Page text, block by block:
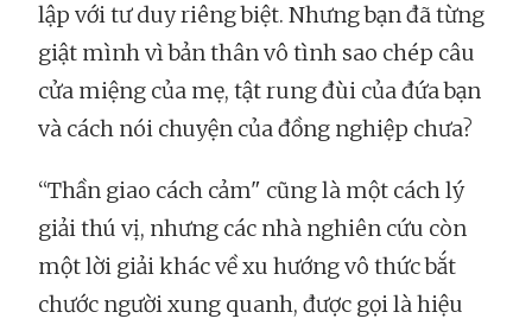
lập với tư duy riêng biệt. Nhưng bạn đã từng
giật mình vì bản thân vô tình sao chép câu
cửa miệng của mẹ, tật rung đùi của đứa bạn
và cách nói chuyện của đồng nghiệp chưa?
“Thần giao cách cảm" cũng là một cách lý
giải thú vị, nhưng các nhà nghiên cứu còn
một lời giải khác về xu hướng vô thức bắt
chước người xung quanh, được gọi là hiệu